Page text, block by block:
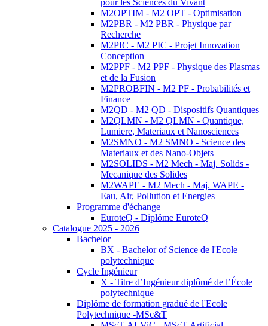
pour les Sciences du Vivant
M2OPTIM - M2 OPT - Optimisation
M2PBR - M2 PBR - Physique par
Recherche
M2PIC - M2 PIC - Projet Innovation
Conception
M2PPF - M2 PPF - Physique des Plasmas
et de la Fusion
M2PROBFIN - M2 PF - Probabilités et
Finance
M2QD - M2 QD - Dispositifs Quantiques
M2QLMN - M2 QLMN - Quantique,
Lumiere, Materiaux et Nanosciences
M2SMNO - M2 SMNO - Science des
Materiaux et des Nano-Objets
M2SOLIDS - M2 Mech - Maj. Solids -
Mecanique des Solides
M2WAPE - M2 Mech - Maj. WAPE -
Eau, Air, Pollution et Energies
Programme d'échange
EuroteQ - Diplôme EuroteQ
Catalogue 2025 - 2026
Bachelor
BX - Bachelor of Science de l'Ecole
polytechnique
Cycle Ingénieur
X - Titre d’Ingénieur diplômé de l’École
polytechnique
Diplôme de formation gradué de l'Ecole
Polytechnique -MSc&T